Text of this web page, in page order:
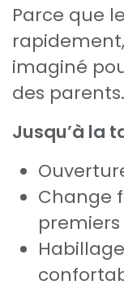
Parce que
imaginé
des parents.
Jusqu’à la
Change